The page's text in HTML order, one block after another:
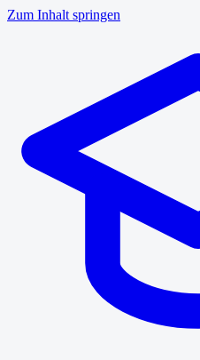
Zum Inhalt springen